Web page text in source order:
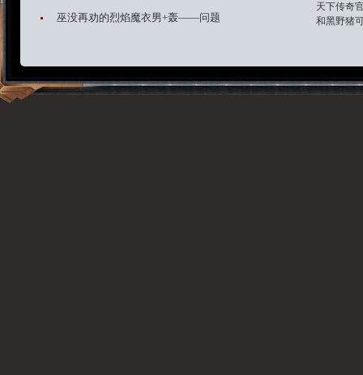
巫没再劝的烈焰魔衣男+轰——问题
天下传奇
和黑野猪